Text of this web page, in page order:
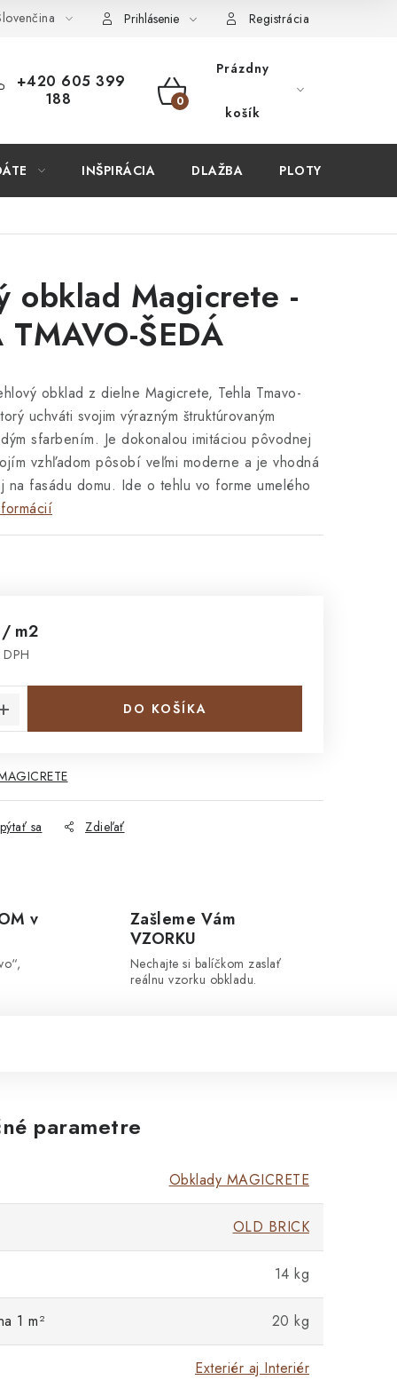
U NÁS? VIRTUÁLNA PREHLIADKA Obchodné
Prihlásenie Registrácia
+420 605 399
188
NÁKUPNÝ
Prázdny
košík
INŠPIRÁCIA DLAŽBA PLOTY
obklad Magicrete -
TMAVO-ŠEDÁ
obklad z dielne Magicrete, Tehla Tmavo-
uchváti svojim výrazným štruktúrovaným
sfarbením. Je dokonalou imitáciou pôvodnej
vzhľadom pôsobí veľmi moderne a je vhodná
na fasádu domu. Ide o tehlu vo forme umelého
/ m2
DO KOŠÍKA
sa Zdieľať
v
Zašleme Vám
VZORKU
Nechajte si balíčkom zaslať
reálnu vzorku obkladu.
parametre
Obklady MAGICRETE
OLD BRICK
14 kg
1 m² 20 kg
Exteriér aj Interiér